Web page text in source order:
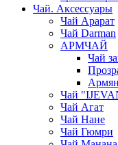
Чай. Аксессуары
Чай Арарат
Чай Darman
АРМЧАЙ
Чай
Чай
Чай Агат
Чай Нане
Чай Гюмри